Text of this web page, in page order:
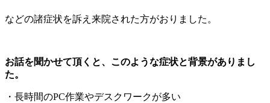
などの諸症状を訴え来院された方がおりました。
お話を聞かせて頂くと、このような症状と背景がありまし
た。
・長時間のPC作業やデスクワークが多い